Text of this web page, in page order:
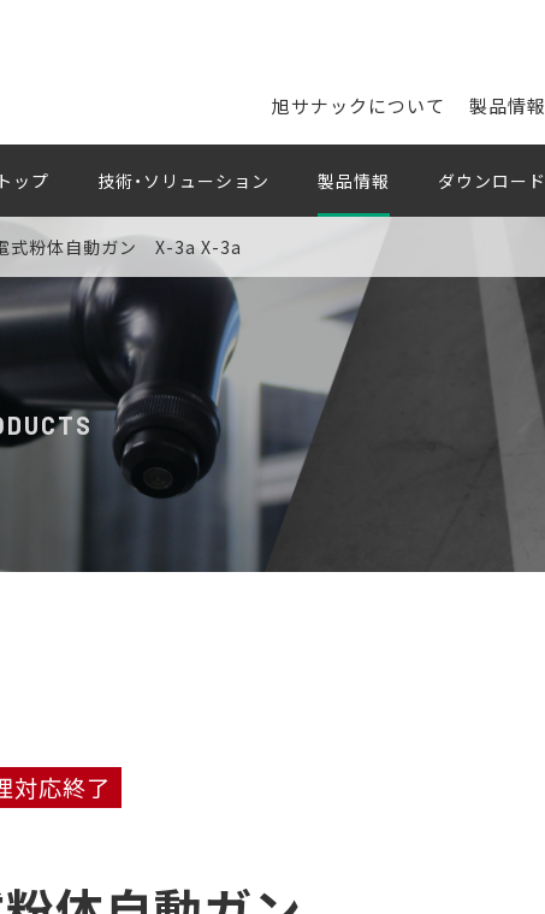
旭サナックについて 製品情報
ップ 技術・ソリューション 製品情報 ダウンロード
式粉体自動ガン X-3a X-3a
対応終了